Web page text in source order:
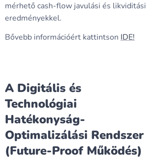
mérhető cash-flow javulási és likviditási
eredményekkel.
Bővebb információért kattintson IDE!
A Digitális és
Technológiai
Hatékonyság-
Optimalizálási Rendszer
(Future-Proof Működés)